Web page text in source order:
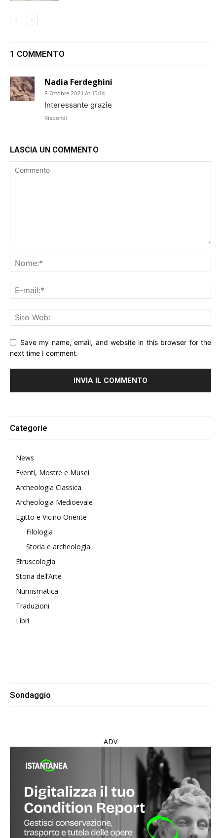
1 COMMENTO
Nadia Ferdeghini
8 Ottobre 2021 At 15:14
Interessante grazie
Rispondi
LASCIA UN COMMENTO
Save my name, email, and website in this browser for the
next time I comment.
Categorie
News
Eventi, Mostre e Musei
Archeologia Classica
Archeologia Medioevale
Egitto e Vicino Oriente
Filologia
Storia e archeologia
Etruscologia
Storia dell’Arte
Numismatica
Traduzioni
Libri
Sondaggio
ADV